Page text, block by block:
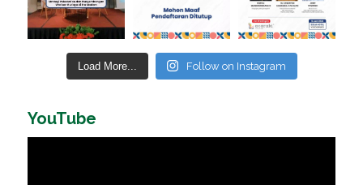
Load More... Follow on Instagram
YouTube